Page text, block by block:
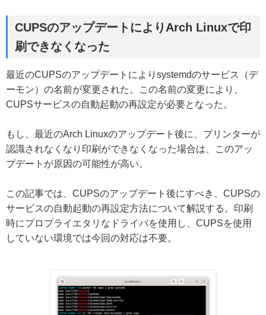
CUPSのアップデートによりArch Linuxで印
刷できなくなった
最近のCUPSのアップデートによりsystemdのサービス（デ
ーモン）の名前が変更された。この名前の変更により、
CUPSサービスの自動起動の再設定が必要となった。
もし、最近のArch Linuxのアップデート後に、プリンターが
認識されなくなり印刷ができなくなった場合は、このアッ
プデートが原因の可能性が高い。
この記事では、CUPSのアップデート後にすべき、CUPSの
サービスの自動起動の再設定方法について解説する。印刷
時にプロプライエタリなドライバを使用し、CUPSを使用
していない環境では今回の対応は不要。